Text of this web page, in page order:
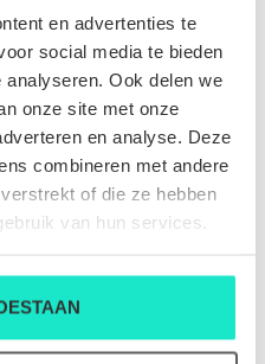
en advertenties te
social media te bieden
Ook delen we
onze site met onze
en analyse. Deze
combineren met andere
of die ze hebben
van hun services.
HEREN-SCHOEN VOILE
BLANCHE